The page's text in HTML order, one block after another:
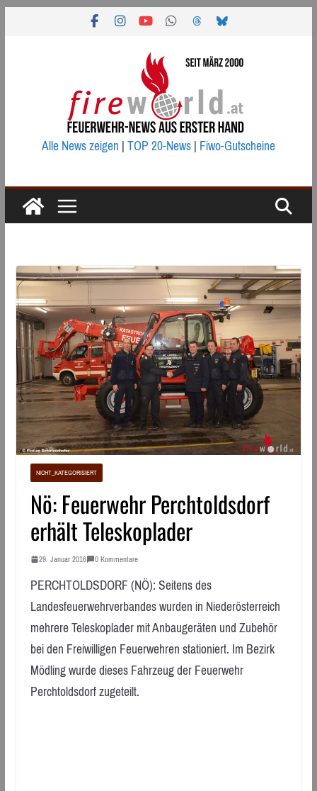
Alle News zeigen|TOP 20-News|Fiwo-Gutscheine
NICHT_KATEGORISIERT
Nö: Feuerwehr Perchtoldsdorf
erhält Teleskoplader
29. Januar 2016 0 Kommentare
PERCHTOLDSDORF (NÖ): Seitens des
Landesfeuerwehrverbandes wurden in Niederösterreich
mehrere Teleskoplader mit Anbaugeräten und Zubehör
bei den Freiwilligen Feuerwehren stationiert. Im Bezirk
Mödling wurde dieses Fahrzeug der Feuerwehr
Perchtoldsdorf zugeteilt.